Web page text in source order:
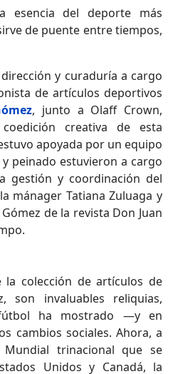
esencia del deporte más
de puente entre tiempos,
y curaduría a cargo
de artículos deportivos
, junto a Olaff Crown,
creativa de esta
apoyada por un equipo
peinado estuvieron a cargo
gestión y coordinación del
mánager Tatiana Zuluaga y
de la revista Don Juan
la colección de artículos de
son invaluables reliquias,
ha mostrado —y en
cambios sociales. Ahora, a
trinacional que se
Unidos y Canadá, la